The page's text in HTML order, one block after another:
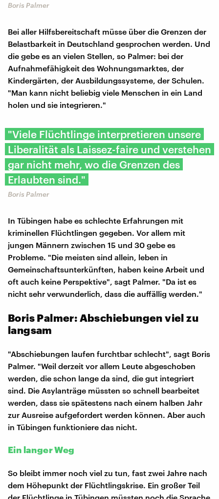
Boris Palmer
Bei aller Hilfsbereitschaft müsse über die Grenzen der
Belastbarkeit in Deutschland gesprochen werden. Und
die gebe es an vielen Stellen, so Palmer: bei der
Aufnahmefähigkeit des Wohnungsmarktes, der
Kindergärten, der Ausbildungssysteme, der Schulen.
"Man kann nicht beliebig viele Menschen in ein Land
holen und sie integrieren."
"Viele Flüchtlinge interpretieren unsere
Liberalität als Laissez-faire und verstehen
gar nicht mehr, wo die Grenzen des
Erlaubten sind."
Boris Palmer
In Tübingen habe es schlechte Erfahrungen mit
kriminellen Flüchtlingen gegeben. Vor allem mit
jungen Männern zwischen 15 und 30 gebe es
Probleme. "Die meisten sind allein, leben in
Gemeinschaftsunterkünften, haben keine Arbeit und
oft auch keine Perspektive", sagt Palmer. "Da ist es
nicht sehr verwunderlich, dass die auffällig werden."
Boris Palmer: Abschiebungen viel zu
langsam
"Abschiebungen laufen furchtbar schlecht", sagt Boris
Palmer. "Weil derzeit vor allem Leute abgeschoben
werden, die schon lange da sind, die gut integriert
sind. Die Asylanträge müssten so schnell bearbeitet
werden, dass sie spätestens nach einem halben Jahr
zur Ausreise aufgefordert werden können. Aber auch
in Tübingen funktioniere das nicht.
Ein langer Weg
So bleibt immer noch viel zu tun, fast zwei Jahre nach
dem Höhepunkt der Flüchtlingskrise. Ein großer Teil